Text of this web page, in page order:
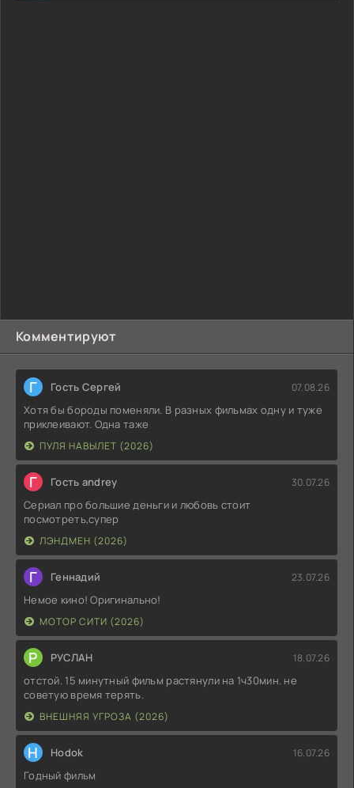
Комментируют
Г Гость Сергей 07.08.26
Хотя бы бороды поменяли. В разных фильмах одну и туже
приклеивают. Одна таже
ПУЛЯ НАВЫЛЕТ (2026)
Г Гость andrey 30.07.26
Сериал про большие деньги и любовь стоит
посмотреть,супер
ЛЭНДМЕН (2026)
Г Геннадий 23.07.26
Немое кино! Оригинально!
МОТОР СИТИ (2026)
Р РУСЛАН 18.07.26
отстой. 15 минутный фильм растянули на 1ч30мин. не
советую время терять.
ВНЕШНЯЯ УГРОЗА (2026)
H Hodok 16.07.26
Годный фильм